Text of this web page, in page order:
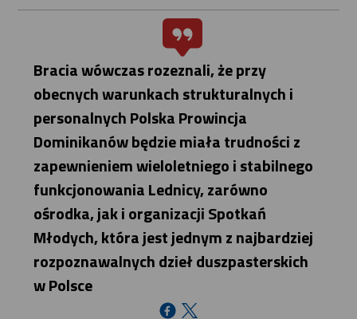
Bracia wówczas rozeznali, że przy
obecnych warunkach strukturalnych i
personalnych Polska Prowincja
Dominikanów będzie miała trudności z
zapewnieniem wieloletniego i stabilnego
funkcjonowania Lednicy, zarówno
ośrodka, jak i organizacji Spotkań
Młodych, która jest jednym z najbardziej
rozpoznawalnych dzieł duszpasterskich
w Polsce